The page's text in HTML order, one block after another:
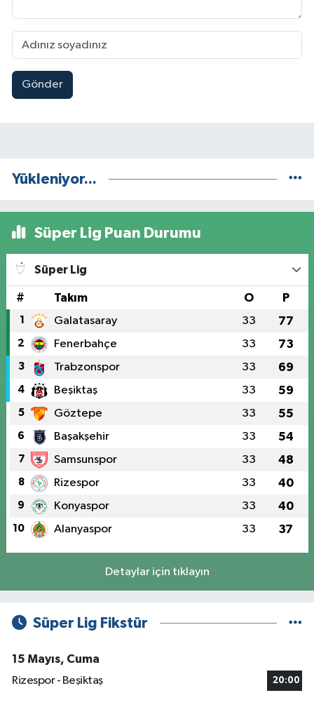
Gönder
Yükleniyor...
Süper Lig Puan Durumu
Süper Lig
# Takım O P
1 Galatasaray 33 77
2 Fenerbahçe 33 73
3 Trabzonspor 33 69
4 Beşiktaş 33 59
5 Göztepe 33 55
6 Başakşehir 33 54
7 Samsunspor 33 48
8 Rizespor 33 40
9 Konyaspor 33 40
10 Alanyaspor 33 37
Detaylar için tıklayın
Süper Lig Fikstür
15 Mayıs, Cuma
Rizespor - Beşiktaş
20:00